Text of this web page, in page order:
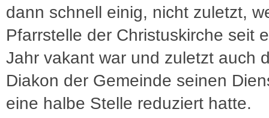
dann schnell einig, nicht zuletzt,
Pfarrstelle der Christuskirche seit
Jahr vakant war und zuletzt auch
Diakon der Gemeinde seinen
eine halbe Stelle reduziert hatte.